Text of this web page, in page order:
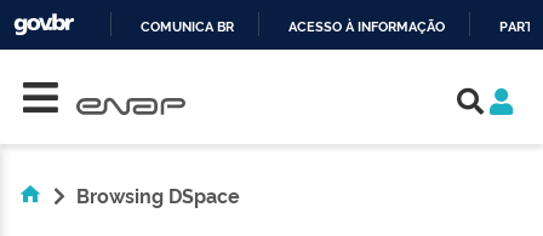
COMUNICA BR ACESSO À INFORMAÇÃO
Browsing DSpace